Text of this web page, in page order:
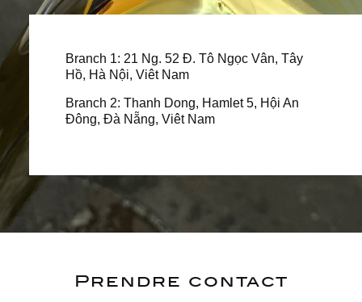
Branch 1: 21 Ng. 52 Đ. Tô Ngọc Vân, Tây
Hồ, Hà Nội, Viêt Nam
Branch 2: Thanh Dong, Hamlet 5, Hội An
Đông, Đà Nẵng, Viêt Nam
Prendre contact